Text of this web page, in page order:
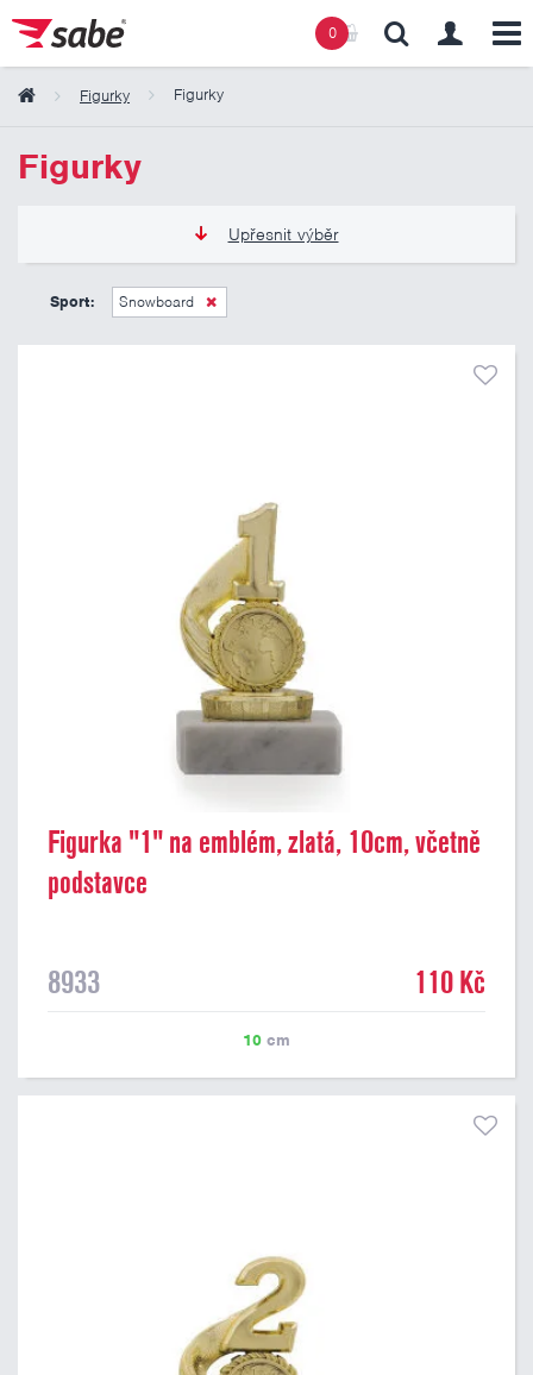
0
Figurky Figurky
Figurky
Upřesnit výběr
105 Kč
Sport: Snowboard
Figurka "1" na emblém, zlatá, 10cm, včetně
podstavce
8933 110 Kč
10 cm
Obsah košíku